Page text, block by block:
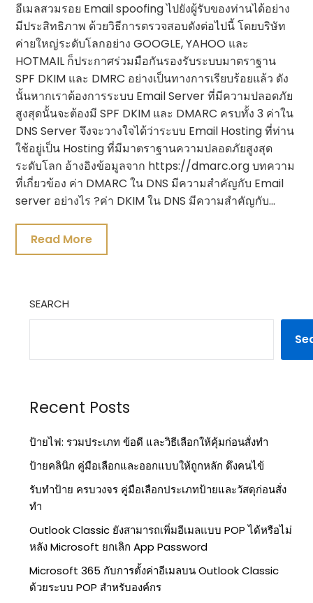
อีเมลสวมรอย Email spoofing ไปยังผู้รับของท่านได้อย่าง
มีประสิทธิภาพ ด้วยวิธีการตรวจสอบดังต่อไปนี้ โดยบริษัท
ค่ายใหญ่ระดับโลกอย่าง GOOGLE, YAHOO และ
HOTMAIL ก็ประกาศร่วมมือกันรองรับระบบมาตราฐาน
SPF DKIM และ DMRC อย่างเป็นทางการเรียบร้อยแล้ว ดัง
นั้นหากเราต้องการระบบ Email Server ที่มีความปลอดภัย
สูงสุดนั้นจะต้องมี SPF DKIM และ DMARC ครบทั้ง 3 ค่าใน
DNS Server จึงจะวางใจได้ว่าระบบ Email Hosting ที่ท่าน
ใช้อยู่เป็น Hosting ที่มีมาตราฐานความปลอดภัยสูงสุด
ระดับโลก อ้างอิงข้อมูลจาก https://dmarc.org บทความ
ที่เกี่ยวข้อง ค่า DMARC ใน DNS มีความสำคัญกับ Email
server อย่างไร ?ค่า DKIM ใน DNS มีความสำคัญกับ…
Read More
SEARCH
Recent Posts
ป้ายไฟ: รวมประเภท ข้อดี และวิธีเลือกให้คุ้มก่อนสั่งทำ
ป้ายคลินิก คู่มือเลือกและออกแบบให้ถูกหลัก ดึงคนไข้
รับทำป้าย ครบวงจร คู่มือเลือกประเภทป้ายและวัสดุก่อนสั่ง
ทำ
Outlook Classic ยังสามารถเพิ่มอีเมลแบบ POP ได้หรือไม่
หลัง Microsoft ยกเลิก App Password
Microsoft 365 กับการตั้งค่าอีเมลบน Outlook Classic
ด้วยระบบ POP สำหรับองค์กร